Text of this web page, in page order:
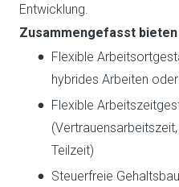
Entwicklung.
Zusammengefasst
Flexible
hybrides Arbeiten
Flexible
Teilzeit)
Steuerfreie